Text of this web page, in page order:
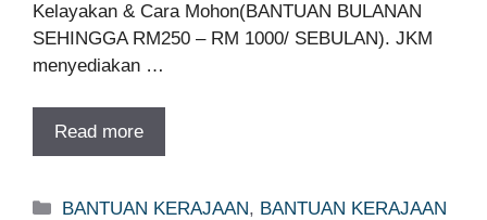
Kelayakan & Cara Mohon(BANTUAN BULANAN
SEHINGGA RM250 – RM 1000/ SEBULAN). JKM
menyediakan …
Read more
Categories
BANTUAN KERAJAAN, BANTUAN KERAJAAN